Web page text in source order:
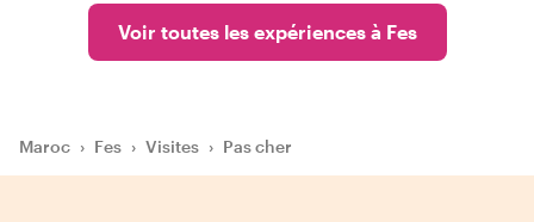
Voir toutes les expériences à Fes
Maroc › Fes › Visites › Pas cher